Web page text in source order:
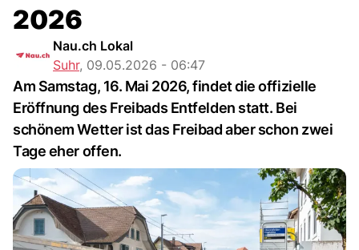
2026
Nau.ch Lokal
Suhr, 09.05.2026 - 06:47
Am Samstag, 16. Mai 2026, findet die offizielle
Eröffnung des Freibads Entfelden statt. Bei
schönem Wetter ist das Freibad aber schon zwei
Tage eher offen.